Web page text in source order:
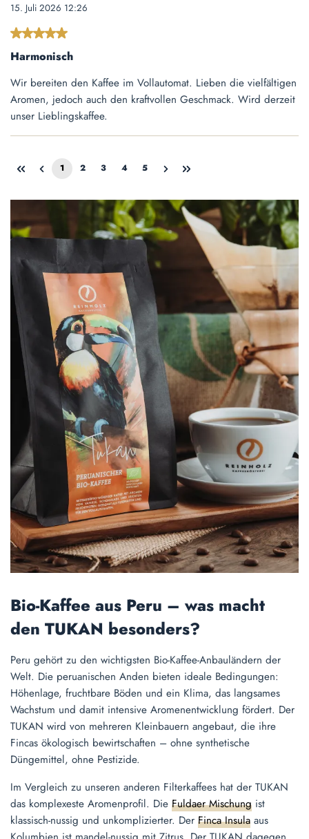
15. Juli 2026 12:26
Bewertung mit 5 von 5 Sternen
Harmonisch
Wir bereiten den Kaffee im Vollautomat. Lieben die vielfältigen
Aromen, jedoch auch den kraftvollen Geschmack. Wird derzeit
unser Lieblingskaffee.
1
2
3
4
5
Bio-Kaffee aus Peru – was macht
den TUKAN besonders?
Peru gehört zu den wichtigsten Bio-Kaffee-Anbauländern der
Welt. Die peruanischen Anden bieten ideale Bedingungen:
Höhenlage, fruchtbare Böden und ein Klima, das langsames
Wachstum und damit intensive Aromenentwicklung fördert. Der
TUKAN wird von mehreren Kleinbauern angebaut, die ihre
Fincas ökologisch bewirtschaften – ohne synthetische
Düngemittel, ohne Pestizide.
Im Vergleich zu unseren anderen Filterkaffees hat der TUKAN
das komplexeste Aromenprofil. Die Fuldaer Mischung ist
klassisch-nussig und unkomplizierter. Der Finca Insula aus